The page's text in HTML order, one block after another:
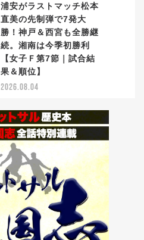
浦安がラストマッチ松本
直美の先制弾で7発大
勝！神戸＆西宮も全勝継
続。湘南は今季初勝利
【女子Ｆ第7節｜試合結
果＆順位】
2026.08.04